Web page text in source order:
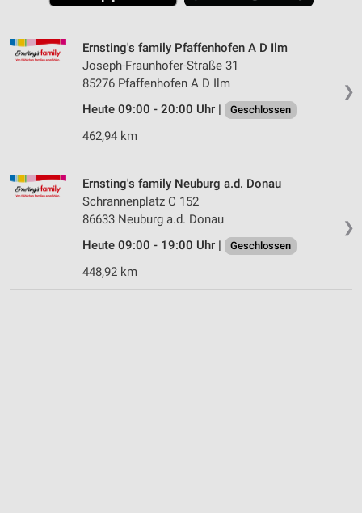
❯
Ernsting's family Pfaffenhofen A D Ilm
Joseph-Fraunhofer-Straße 31
85276 Pfaffenhofen A D Ilm
Heute 09:00 - 20:00 Uhr |
Geschlossen
462,94 km
❯
Ernsting's family Neuburg a.d. Donau
Schrannenplatz C 152
86633 Neuburg a.d. Donau
Heute 09:00 - 19:00 Uhr |
Geschlossen
448,92 km